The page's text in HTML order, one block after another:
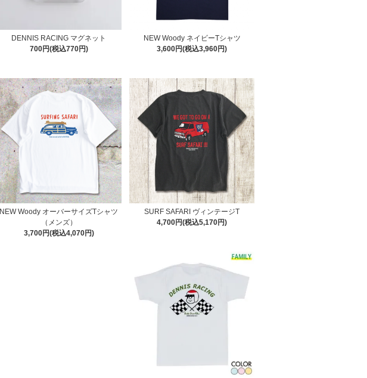
DENNIS RACING マグネット
700円(税込770円)
NEW Woody ネイビーTシャツ
3,600円(税込3,960円)
NEW Woody オーバーサイズTシャツ
（メンズ）
3,700円(税込4,070円)
SURF SAFARI ヴィンテージT
4,700円(税込5,170円)